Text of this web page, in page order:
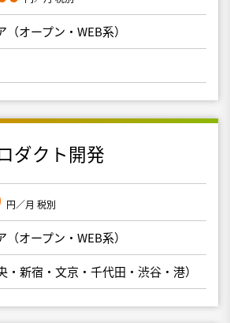
オープン・WEB系）
ダクト開発
円／月 税別
オープン・WEB系）
・新宿・文京・千代田・渋谷・港）